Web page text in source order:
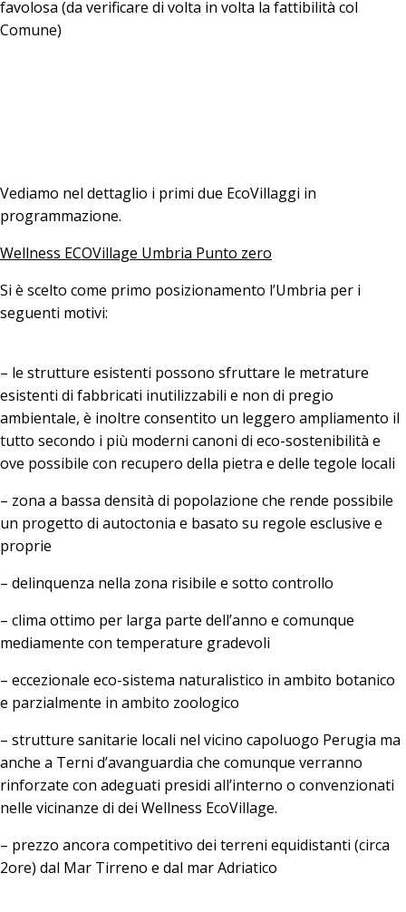
favolosa (da verificare di volta in volta la fattibilità col
Comune)
Vediamo nel dettaglio i primi due EcoVillaggi in
programmazione.
Wellness ECOVillage Umbria Punto zero
Si è scelto come primo posizionamento l’Umbria per i
seguenti motivi:
– le strutture esistenti possono sfruttare le metrature
esistenti di fabbricati inutilizzabili e non di pregio
ambientale, è inoltre consentito un leggero ampliamento il
tutto secondo i più moderni canoni di eco-sostenibilità e
ove possibile con recupero della pietra e delle tegole locali
– zona a bassa densità di popolazione che rende possibile
un progetto di autoctonia e basato su regole esclusive e
proprie
– delinquenza nella zona risibile e sotto controllo
– clima ottimo per larga parte dell’anno e comunque
mediamente con temperature gradevoli
– eccezionale eco-sistema naturalistico in ambito botanico
e parzialmente in ambito zoologico
– strutture sanitarie locali nel vicino capoluogo Perugia ma
anche a Terni d’avanguardia che comunque verranno
rinforzate con adeguati presidi all’interno o convenzionati
nelle vicinanze di dei Wellness EcoVillage.
– prezzo ancora competitivo dei terreni equidistanti (circa
2ore) dal Mar Tirreno e dal mar Adriatico